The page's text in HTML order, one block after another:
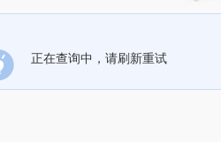
正在查询中，请刷新重试